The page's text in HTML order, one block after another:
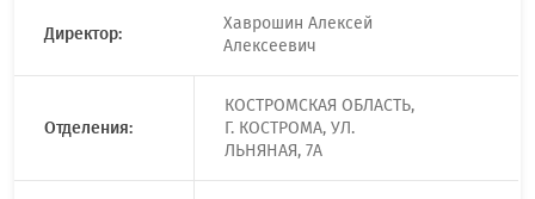
Директор:
Хаврошин Алексей
Алексеевич
Отделения:
КОСТРОМСКАЯ ОБЛАСТЬ,
Г. КОСТРОМА, УЛ.
ЛЬНЯНАЯ, 7А